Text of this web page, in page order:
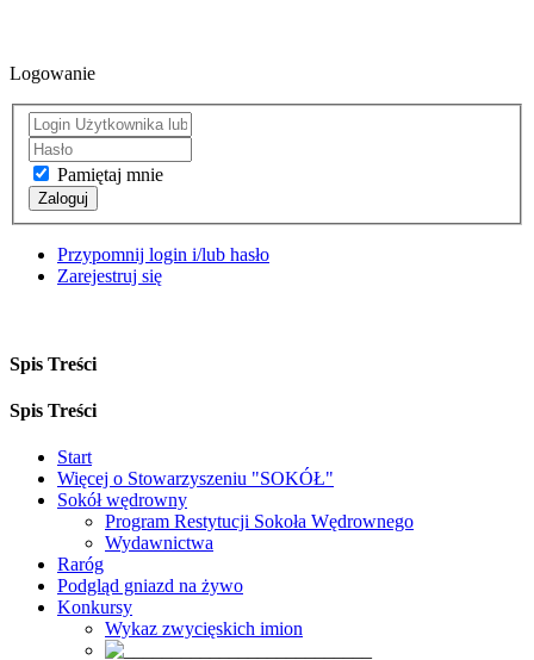
Logowanie
Pamiętaj mnie
Zaloguj
Przypomnij login i/lub hasło
Zarejestruj się
Spis Treści
Spis Treści
Start
Więcej o Stowarzyszeniu "SOKÓŁ"
Sokół wędrowny
Program Restytucji Sokoła Wędrownego
Wydawnictwa
Raróg
Podgląd gniazd na żywo
Konkursy
Wykaz zwycięskich imion